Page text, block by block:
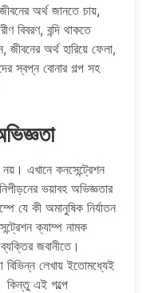
অর্থ জানতে চায়,
বিবরণ, বন্দি থাকতে
জীবনের অর্থ হারিয়ে ফেলা,
স্বপ্ন বোনার গল্প সহ
নয়। এখানে কনসেন্ট্রেশন
ভয়াবহ অভিজ্ঞতার
যে কী অমানুষিক নির্যাতন
ক্যাম্প নামক
জবানীতে।
লেখায় ইতােমধ্যেই
কিন্তু এই গল্পে